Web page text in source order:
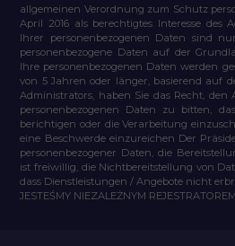
allgemeinen Verordnung zum Schutz
April 2016 als berechtigtes Interesse des
Ihrer personenbezogenen Daten sind
personenbezogene Daten auf der
Ihre personenbezogenen Daten werden
von 5 Jahren oder länger, basierend auf
Administrators, haben Sie das Recht,
personenbezogenen Daten zu bitten,
berichtigen oder die Verarbeitung
eine Beschwerde einzureichen Der
personenbezogener Daten, die
ist freiwillig, die Nichtbereitstellung von
dass Dienstleistungen / Angebote nicht
JESTEŚMY NIEZALEŻNYM